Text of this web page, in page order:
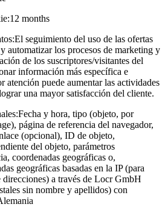
12 months
El seguimiento del uso de las ofertas
automatizar los procesos de marketing y
de los suscriptores/visitantes del
información más específica e
atención puede aumentar las actividades
una mayor satisfacción del cliente.
Fecha y hora, tipo (objeto, por
página de referencia del navegador,
(opcional), ID de objeto,
del objeto, parámetros
coordenadas geográficas o,
geográficas basadas en la IP (para
a través de Locr GmbH
sin nombre y apellidos) con